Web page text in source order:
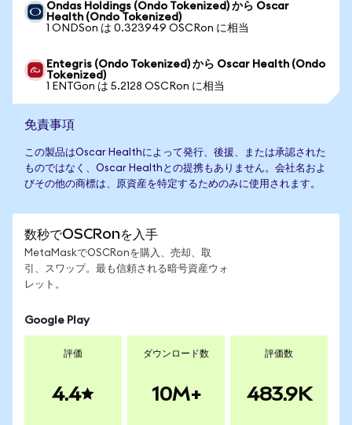
Ondas Holdings (Ondo Tokenized) から Oscar
Health (Ondo Tokenized)
1 ONDSon は 0.323949 OSCRon に相当
Entegris (Ondo Tokenized) から Oscar Health (Ondo
Tokenized)
1 ENTGon は 5.2128 OSCRon に相当
免責事項
この製品はOscar Healthによって発行、後援、または承認された
ものではなく、Oscar Healthとの提携もありません。会社名およ
びその他の商標は、原資産を特定するためのみに使用されます。
数秒でOSCRonを入手
MetaMaskでOSCRonを購入、売却、取
引、スワップ。最も信頼される暗号資産ウォ
レット。
Google Play
評価
4.4
ダウンロード数
10M+
評価数
483.9K